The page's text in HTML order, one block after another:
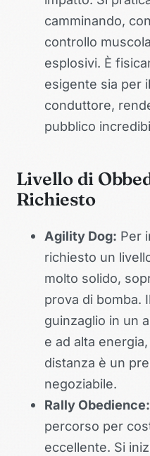
camminando,
controllo
esplosivi. È
esigente sia per
conduttore,
pubblico
Livello di
Richiesto
Agility Dog: Per
richiesto un
molto solido,
prova di bomba.
guinzaglio in un
e ad alta
distanza è un
negoziabile.
Rally Obedience:
percorso per
eccellente. Si